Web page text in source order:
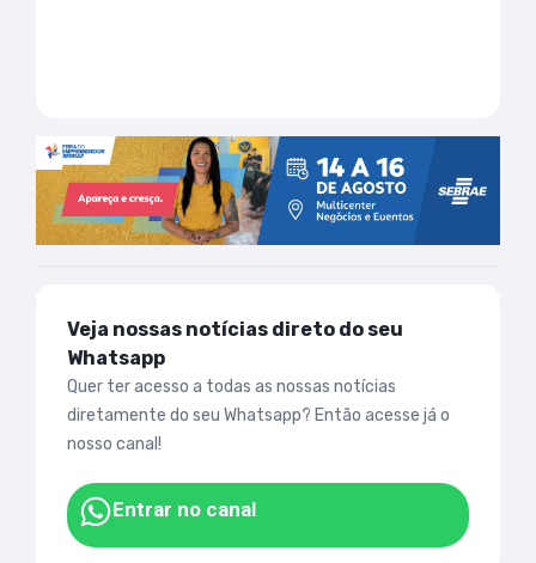
Veja nossas notícias direto do seu
Whatsapp
Quer ter acesso a todas as nossas notícias
diretamente do seu Whatsapp? Então acesse já o
nosso canal!
Entrar no canal